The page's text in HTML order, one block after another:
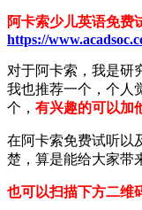
阿卡索少儿英语免费
https://
对于阿卡索，我是研
我也推荐一个，个人
个， 有兴趣的可以加
在阿卡索免费试听以
楚，算是能给大家带
也可以扫描下方二维